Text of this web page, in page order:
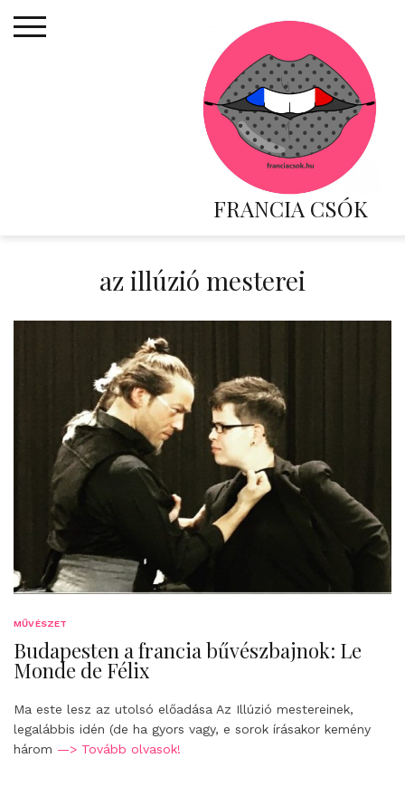
FRANCIA CSÓK
az illúzió mesterei
MŰVÉSZET
Budapesten a francia bűvészbajnok: Le
Monde de Félix
Ma este lesz az utolsó előadása Az Illúzió mestereinek,
legalábbis idén (de ha gyors vagy, e sorok írásakor kemény
három —> Tovább olvasok!